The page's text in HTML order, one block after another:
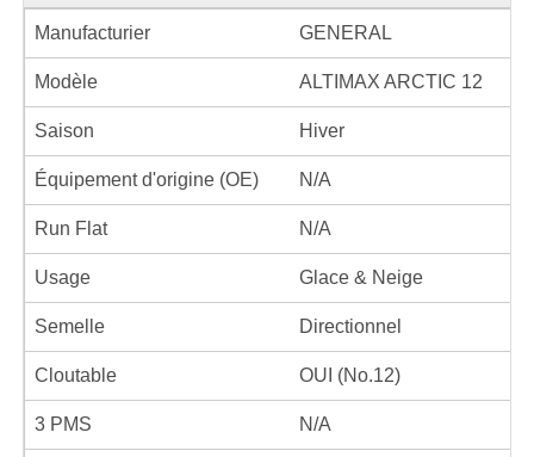
Manufacturier GENERAL
Modèle ALTIMAX ARCTIC 12
Saison Hiver
Équipement d'origine (OE) N/A
Run Flat N/A
Usage Glace & Neige
Semelle Directionnel
Cloutable OUI (No.12)
3 PMS N/A